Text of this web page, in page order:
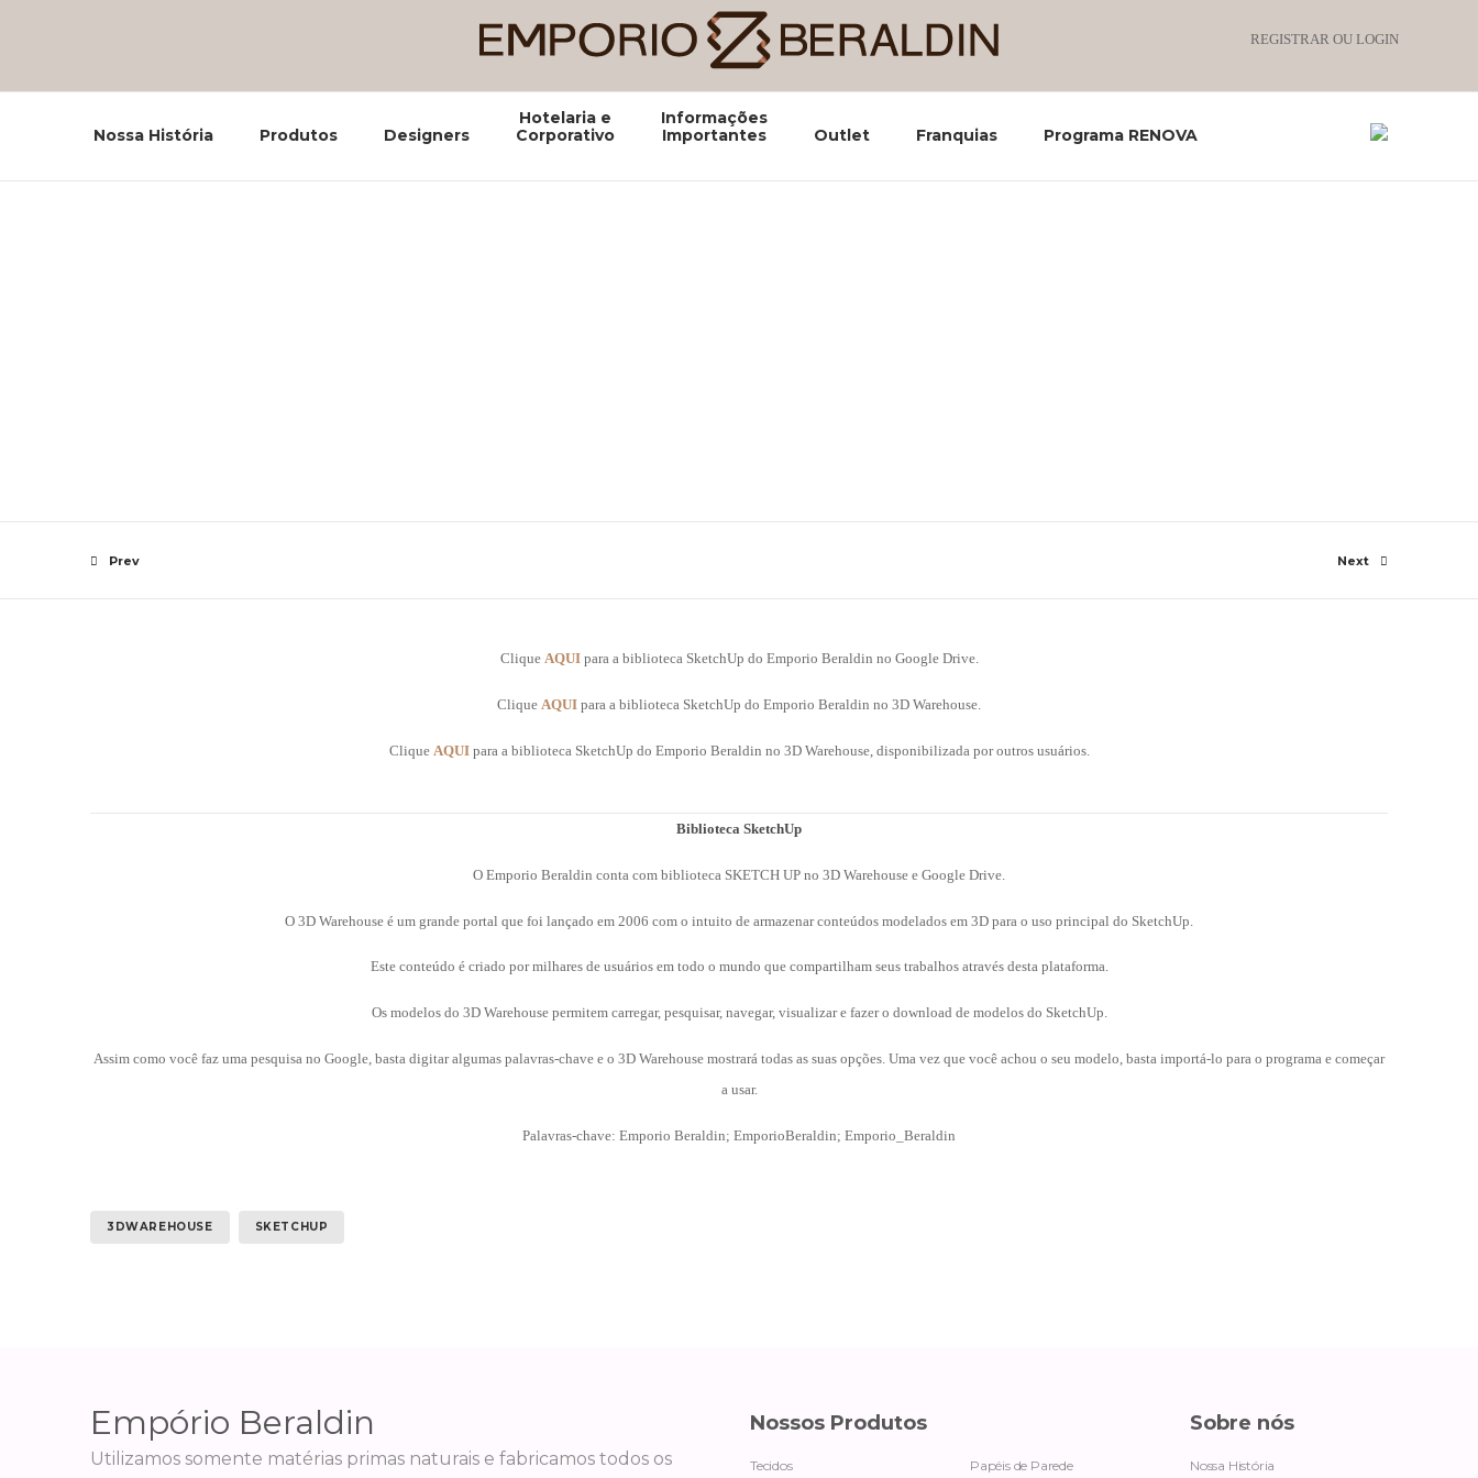
REGISTRAR OU LOGIN
Nossa História Produtos Designers
Hotelaria e
Corporativo
Informações
Importantes
Outlet Franquias Programa RENOVA
Prev Next
Clique AQUI para a biblioteca SketchUp do Emporio Beraldin no Google Drive.
Clique AQUI para a biblioteca SketchUp do Emporio Beraldin no 3D Warehouse.
Clique AQUI para a biblioteca SketchUp do Emporio Beraldin no 3D Warehouse, disponibilizada por outros usuários.
Biblioteca SketchUp
O Emporio Beraldin conta com biblioteca SKETCH UP no 3D Warehouse e Google Drive.
O 3D Warehouse é um grande portal que foi lançado em 2006 com o intuito de armazenar conteúdos modelados em 3D para o uso principal do SketchUp.
Este conteúdo é criado por milhares de usuários em todo o mundo que compartilham seus trabalhos através desta plataforma.
Os modelos do 3D Warehouse permitem carregar, pesquisar, navegar, visualizar e fazer o download de modelos do SketchUp.
Assim como você faz uma pesquisa no Google, basta digitar algumas palavras-chave e o 3D Warehouse mostrará todas as suas opções. Uma vez que você achou o seu modelo, basta importá-lo para o programa e começar
a usar.
Palavras-chave: Emporio Beraldin; EmporioBeraldin; Emporio_Beraldin
3DWAREHOUSE SKETCHUP
Empório Beraldin
Utilizamos somente matérias primas naturais e fabricamos todos os
Nossos Produtos
Tecidos Papéis de Parede
Sobre nós
Nossa História